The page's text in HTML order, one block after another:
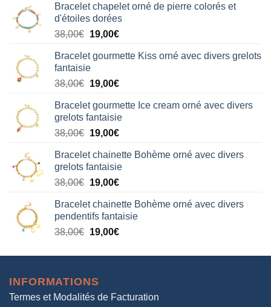
Bracelet chapelet orné de pierre colorés et
d'étoiles dorées
38,00€ Le
initial
était :
38,00€.
19,00€Le
actuel
19,00€.
Bracelet gourmette Kiss orné avec divers grelots
fantaisie
38,00€ Le
initial
était :
38,00€.
19,00€Le
actuel
est :
19,00€.
Bracelet gourmette Ice cream orné avec divers
grelots fantaisie
38,00€ Le
initial
était :
38,00€.
19,00€Le
actuel
est :
19,00€.
Bracelet chainette Bohème orné avec divers
grelots fantaisie
38,00€ Le
initial
était :
38,00€.
19,00€Le
actuel
est :
19,00€.
Bracelet chainette Bohème orné avec divers
pendentifs fantaisie
38,00€ Le
initial
38,00€.
19,00€Le
actuel
INFORMATIONS
Termes et Modalités de Facturation